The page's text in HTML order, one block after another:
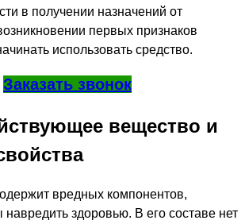
в получении назначений от
первых признаков
использовать средство.
Заказать звонок
вещество и
вредных компонентов,
здоровью. В его составе нет